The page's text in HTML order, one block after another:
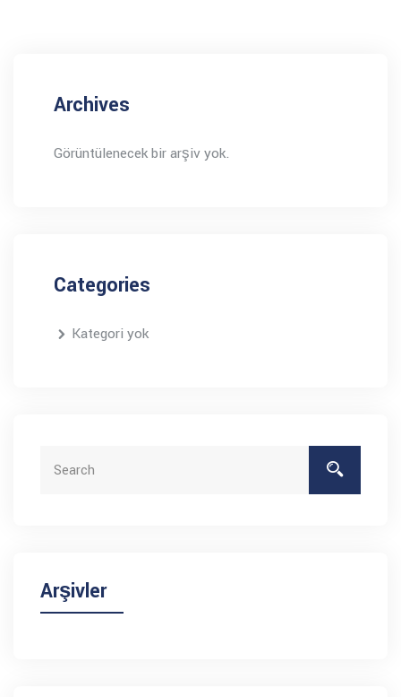
Archives
Görüntülenecek bir arşiv yok.
Categories
Kategori yok
Arşivler